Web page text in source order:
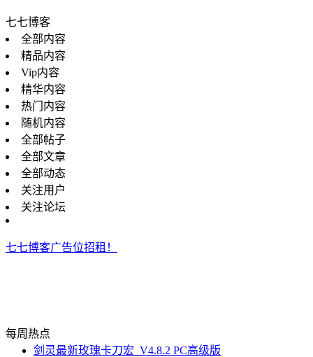
七七博客
全部内容
精品内容
Vip内容
精华内容
热门内容
随机内容
全部帖子
全部文章
全部动态
关注用户
关注论坛
七七博客广告位招租！
每周热点
剑灵最新玫瑰卡刀宏_V4.8.2 PC高级版